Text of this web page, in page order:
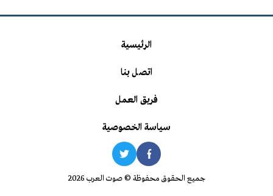
الرئيسية
اتصل بنا
فريق العمل
سياسة الخصوصية
جميع الحقوق محفوظة © صوت العرب 2026